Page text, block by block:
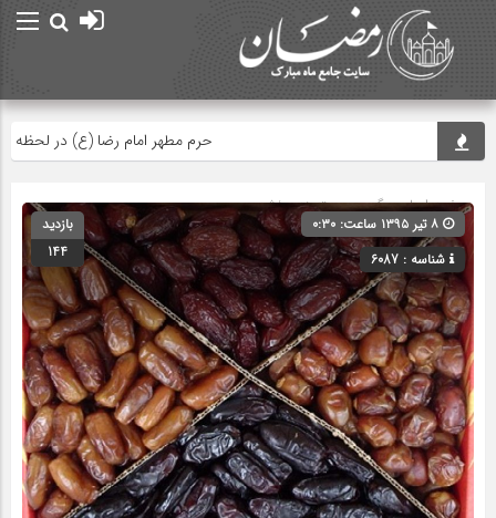
حرم مطهر امام رضا (ع) در لحظه تحویل
صفحه اصلی» گروه » دسته‌بندی نشده
شناسه : 6087
بازدید
144